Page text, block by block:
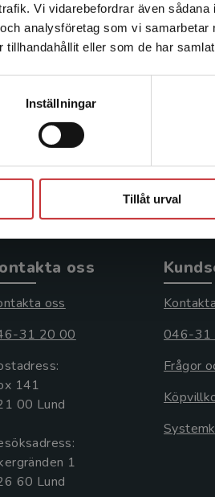
Vi vidarebefordrar även
analysföretag som vi
tillhandahållit eller som de har
Inställningar
Tillåt urval
utanför Sverige. Vi erbjuder inte
För att kunna slutföra ett köp
vara i Sverige.Läs mer
oss
oss
31 20 00
141
00 Lund
1
046-31
Frågor